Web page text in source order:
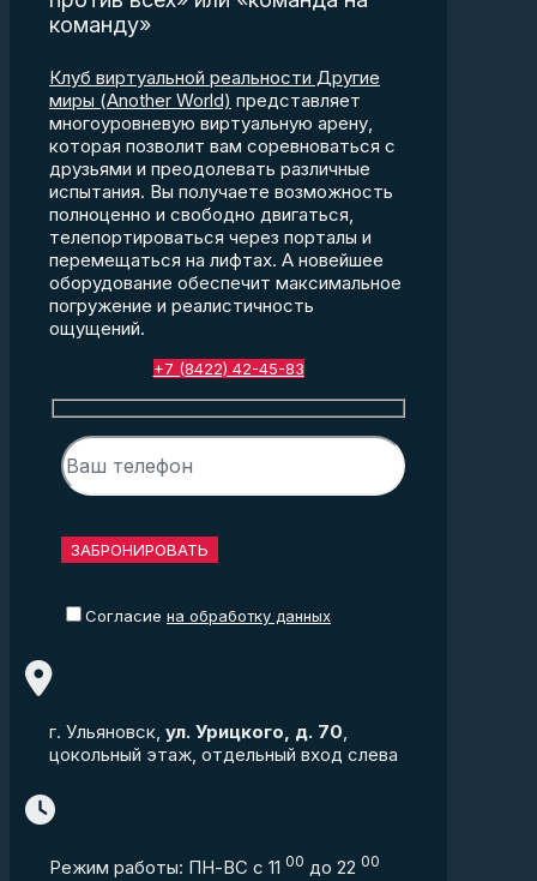
команду»
Клуб виртуальной реальности Другие
миры (Another World) представляет
многоуровневую виртуальную арену,
которая позволит вам соревноваться с
друзьями и преодолевать различные
испытания. Вы получаете возможность
полноценно и свободно двигаться,
телепортироваться через порталы и
перемещаться на лифтах. А новейшее
оборудование обеспечит максимальное
погружение и реалистичность
ощущений.
+7 (8422) 42-45-83
Согласие на обработку данных
г. Ульяновск, ул. Урицкого, д. 70,
цокольный этаж, отдельный вход слева
Режим работы: ПН-ВС с 11 00 до 22 00